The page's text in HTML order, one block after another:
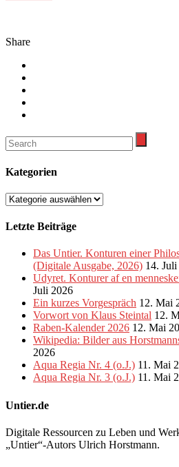
Share
Kategorien
Kategorien
Letzte Beiträge
Das Untier. Konturen einer
(Digitale Ausgabe, 2026) 14.
Udyret. Konturer af en
Juli 2026
Ein kurzes Vorgespräch 12. Mai
Vorwort von Klaus Steintal 12.
Raben-Kalender 2026 12. Mai
Wikipedia: Bilder aus
2026
Aqua Regia Nr. 4 (o.J.) 11. Mai
Aqua Regia Nr. 3 (o.J.) 11. Mai
Untier.de
Digitale Ressourcen zu Leben und
„Untier“-Autors Ulrich Horstmann.